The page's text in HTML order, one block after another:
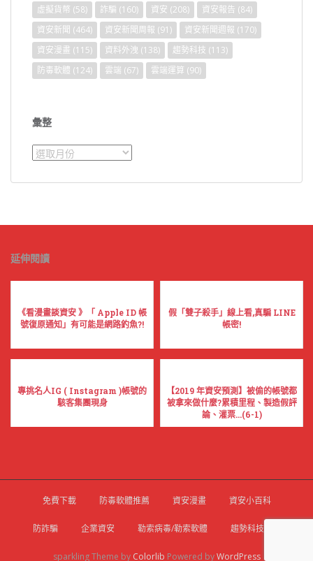
虛擬貨幣 (58) 詐騙 (160) 資安 (208) 資安報告 (84)
資安新聞 (464) 資安新聞周報 (91) 資安新聞週報 (170)
資安漫畫 (115) 資料外洩 (138) 趨勢科技 (113)
防毒軟體 (124) 雲端 (67) 雲端運算 (90)
彙整
彙
延伸閱讀
《看漫畫談資安 》「 Apple ID 帳
號復原通知」有可能是網路釣魚?!
假「雙子殺手」線上看,真騙 LINE
帳密!
專挑名人IG ( Instagram )帳號的
駭客集團現身
【2019 年資安預測】被偷的帳號都
被拿來做什麼?累積里程、製造假評
論、灌票...(6-1)
免費下載 防毒軟體推薦 資安漫畫 資安小百科
防詐騙 企業資安 勒索病毒/勒索軟體 趨勢科技官網
sparkling Theme by Colorlib Powered byWordPress